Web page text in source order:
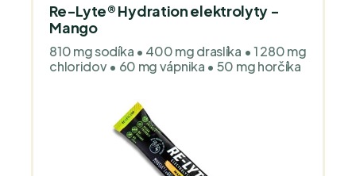
Re-Lyte® Hydration elektrolyty -
Mango
810 mg sodíka • 400 mg draslíka • 1 280 mg
chloridov • 60 mg vápnika • 50 mg horčíka